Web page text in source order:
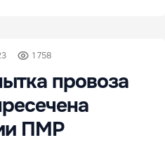
1 758
провоза
ПМР